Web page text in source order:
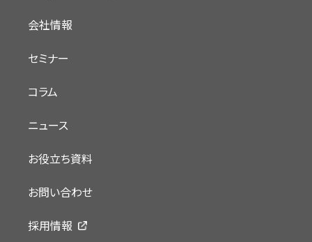
会社情報
セミナー
コラム
ニュース
お役立ち資料
お問い合わせ
採用情報